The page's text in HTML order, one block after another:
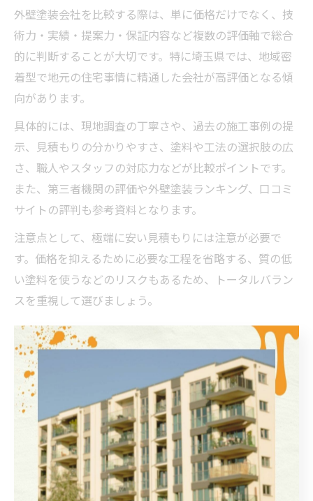
外壁塗装会社を比較する際は、単に価格だけでなく、技
術力・実績・提案力・保証内容など複数の評価軸で総合
的に判断することが大切です。特に埼玉県では、地域密
着型で地元の住宅事情に精通した会社が高評価となる傾
向があります。
具体的には、現地調査の丁寧さや、過去の施工事例の提
示、見積もりの分かりやすさ、塗料や工法の選択肢の広
さ、職人やスタッフの対応力などが比較ポイントです。
また、第三者機関の評価や外壁塗装ランキング、口コミ
サイトの評判も参考資料となります。
注意点として、極端に安い見積もりには注意が必要で
す。価格を抑えるために必要な工程を省略する、質の低
い塗料を使うなどのリスクもあるため、トータルバラン
スを重視して選びましょう。
外壁塗装業者一覧を活用した賢い選び方
埼玉県で外壁塗装業者を選ぶ際は、業者一覧やランキン
グサイトを上手に活用することが賢い方法です。業者ご
との実績や口コミ、施工事例、対応エリアなどを一括で
比較できるため、自分の条件に合った業者を効率よく絞
り込めます。
また、悪質業者リストや過去のトラブル事例も一覧サイ